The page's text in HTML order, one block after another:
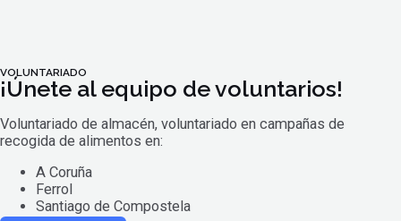
VOLUNTARIADO
¡Únete al equipo de voluntarios!
Voluntariado de almacén, voluntariado en campañas de
recogida de alimentos en:
A Coruña
Ferrol
Santiago de Compostela